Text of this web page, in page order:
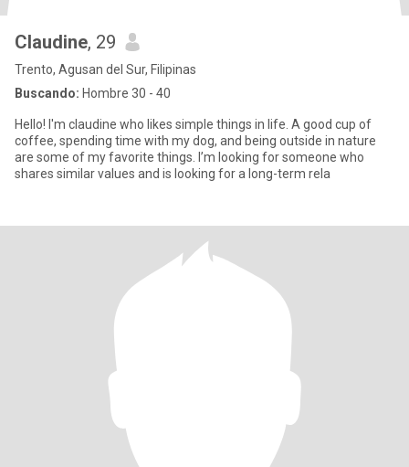
Claudine, 29
Trento, Agusan del Sur, Filipinas
Buscando: Hombre 30 - 40
Hello! I'm claudine who likes simple things in life. A good cup of
coffee, spending time with my dog, and being outside in nature
are some of my favorite things. I’m looking for someone who
shares similar values and is looking for a long-term rela